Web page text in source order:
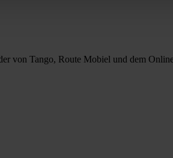
von Tango, Route Mobiel und dem